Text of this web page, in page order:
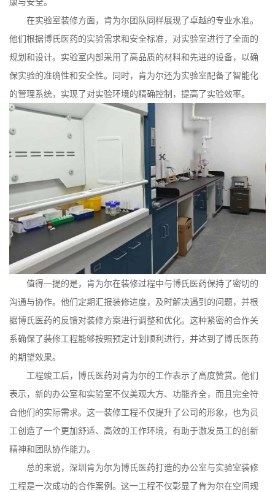
在实验室装修方面，肯为尔团队同样展现了卓越的专业水准。
他们根据博氏医药的实验需求和安全标准，对实验室进行了全面的
规划和设计。实验室内部采用了高品质的材料和先进的设备，以确
保实验的准确性和安全性。同时，肯为尔还为实验室配备了智能化
的管理系统，实现了对实验环境的精确控制，提高了实验效率。
值得一提的是，肯为尔在装修过程中与博氏医药保持了密切的
沟通与协作。他们定期汇报装修进度，及时解决遇到的问题，并根
据博氏医药的反馈对装修方案进行调整和优化。这种紧密的合作关
系确保了装修工程能够按照预定计划顺利进行，并达到了博氏医药
的期望效果。
工程竣工后，博氏医药对肯为尔的工作表示了高度赞赏。他们
表示，新的办公室和实验室不仅美观大方、功能齐全，而且完全符
合他们的实际需求。这一装修工程不仅提升了公司的形象，也为员
工创造了一个更加舒适、高效的工作环境，有助于激发员工的创新
精神和团队协作能力。
总的来说，深圳肯为尔为博氏医药打造的办公室与实验室装修
工程是一次成功的合作案例。这一工程不仅彰显了肯为尔在空间规